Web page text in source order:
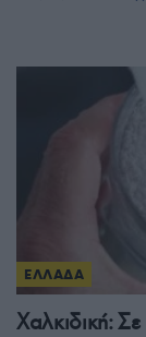
ΕΛΛΑΔΑ
Χαλκιδική: Σε